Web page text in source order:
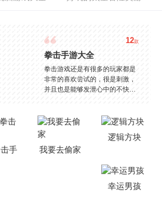
12款
拳击手游大全
拳击游戏还是有很多的玩家都是
非常的喜欢尝试的，很是刺激，
并且也是能够发泄心中的不快
是一些格斗的游戏，其实是非常
的有趣，也是相当的刺激的，游
戏中是有一些不同的场景都是能
够去进行体验的，我们也是能够
就是收集了一些有意思的拳击游
戏，相信你们一定会喜欢的。
手 我要去偷家
逻辑方块
幸运男孩